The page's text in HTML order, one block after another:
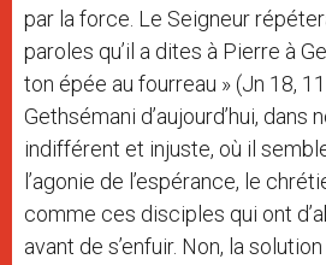
par la force. Le Seigneur
paroles qu’il a dites à Pierre à
ton épée au fourreau » (Jn 18,
Gethsémani d’aujourd’hui, dans
indifférent et injuste, où il
l’agonie de l’espérance, le
comme ces disciples qui ont
avant de s’enfuir. Non, la